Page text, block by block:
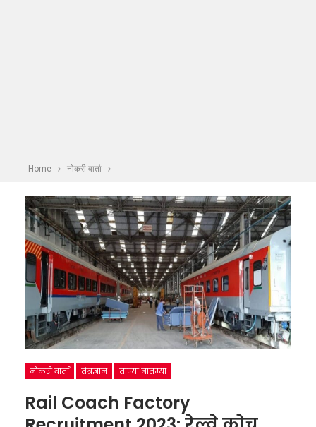
Home नोकरी वार्ता
नोकरी वार्ता तंत्रज्ञान ताज्या बातम्या
Rail Coach Factory